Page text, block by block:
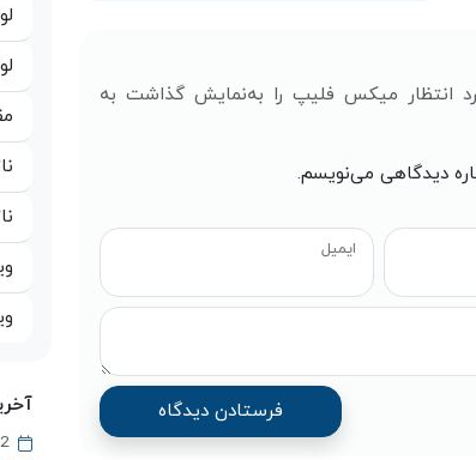
انتظار میکس فلیپ را به‌نمایش گذاشت به
ایمیل
دیدگاهی می‌نویسم.
2 مرداد 1405